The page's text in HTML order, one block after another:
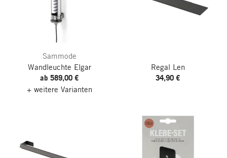
Sammode
Wandleuchte Elgar
ab 589,00 €
+ weitere Varianten
Regal Len
34,90 €